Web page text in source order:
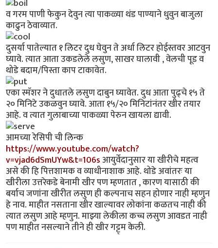
व गरम पाणी फेकुन देवुन त्या पाकळ्या थंड पाण्याने धुवुन बाजुला
काढुन ठेवाव्यात.
दुसर्या पातेल्यात १ लिटर दुध घेवुन ते अर्धा लिटर होईस्तवर आटवुन
घ्यावे. त्यात आता उकडलेले लसुण, साखर घालावी , वेलची पूड व
थोडे बदाम/पिस्ता काप टाकावेत.
एका स्मॅशर ने दुधातले लसुण दाबुन घ्यावेत. दुध आता पुढ्चे १५ ते
२० मिनिटे उकळवुन घ्यावे. आता १५/२० मिनिटांनंतर खीर तयार
आहे. व त्यात गुलाबाच्या पाकळ्या पेरुन खायला द्यावी.
आमच्या रेसिपी ची लिन्क
https://www.youtube.com/watch?
v=vjad6dSmUYw&t=106sआयुर्वेदानुसार या खीरीचे महत्व
असे की हि पित्तशामक व व्याधीनाशाक आहे. थोडे अवांतरः या
खीरीला उत्तरेकडे बेनामी खीर पण म्हणतात , कारण यासाठी की
बर्याच जणांना खीरीत लसुण ही कल्पनाच सहन होणार नाही म्हणुन
हे नाव. माहीत नसताना खीर खाल्यावर लोकांना कळतच नाही की
त्यात लसुण आहे म्हणुन. माझ्या लेकीला कच्च लसुण आवडत नाही
पण माहीत नसल्याने तीने ही खीर गट्ट्म केली.